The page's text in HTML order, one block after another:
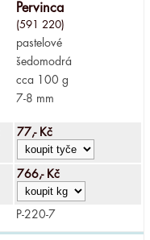
Pervinca
(591 220)
pastelové
šedomodrá
cca 100 g
7-8 mm
77,- Kč
766,- Kč
P-220-7